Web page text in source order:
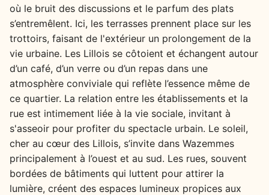
où le bruit des discussions et le parfum des plats
s’entremêlent. Ici, les terrasses prennent place sur les
trottoirs, faisant de l'extérieur un prolongement de la
vie urbaine. Les Lillois se côtoient et échangent autour
d’un café, d’un verre ou d’un repas dans une
atmosphère conviviale qui reflète l’essence même de
ce quartier. La relation entre les établissements et la
rue est intimement liée à la vie sociale, invitant à
s'asseoir pour profiter du spectacle urbain. Le soleil,
cher au cœur des Lillois, s’invite dans Wazemmes
principalement à l’ouest et au sud. Les rues, souvent
bordées de bâtiments qui luttent pour attirer la
lumière, créent des espaces lumineux propices aux